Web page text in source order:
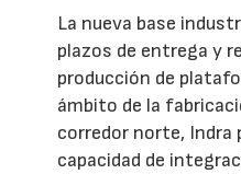
La nueva base
plazos de entrega y
producción de
ámbito de la
corredor norte, Indra
capacidad de